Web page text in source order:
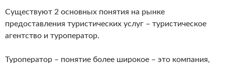
Существуют 2 основных понятия на рынке
предоставления туристических услуг – туристическое
агентство и туроператор.
Туроператор – понятие более широкое – это компания,